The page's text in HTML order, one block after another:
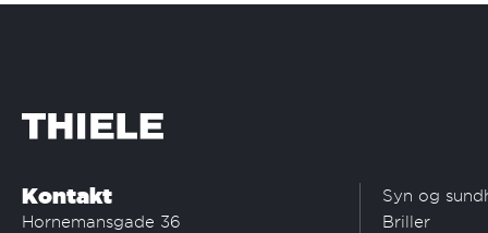
Kontakt
Hornemansgade 36
Syn og
Briller